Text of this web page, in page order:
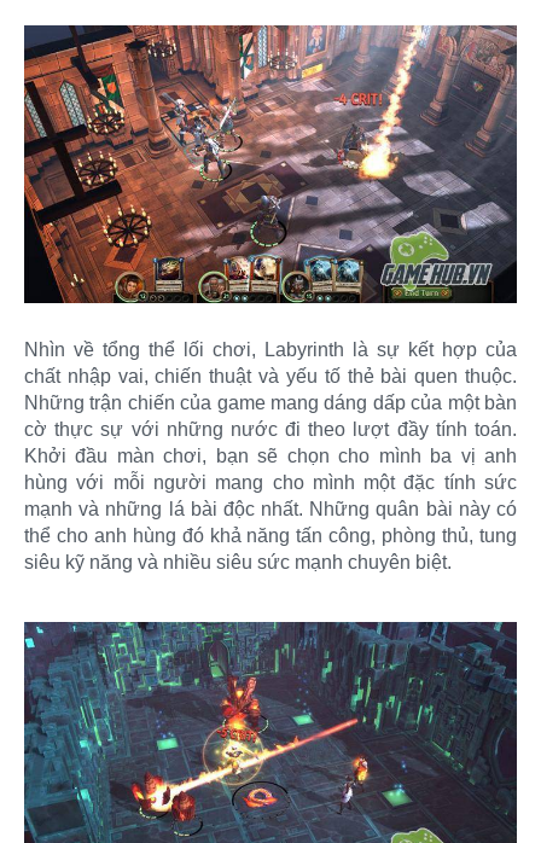
Nhìn về tổng thể lối chơi, Labyrinth là sự kết hợp của
chất nhập vai, chiến thuật và yếu tố thẻ bài quen thuộc.
Những trận chiến của game mang dáng dấp của một bàn
cờ thực sự với những nước đi theo lượt đầy tính toán.
Khởi đầu màn chơi, bạn sẽ chọn cho mình ba vị anh
hùng với mỗi người mang cho mình một đặc tính sức
mạnh và những lá bài độc nhất. Những quân bài này có
thể cho anh hùng đó khả năng tấn công, phòng thủ, tung
siêu kỹ năng và nhiều siêu sức mạnh chuyên biệt.